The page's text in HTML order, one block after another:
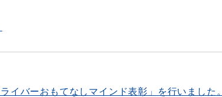
イバーおもてなしマインド表彰」を行いました。